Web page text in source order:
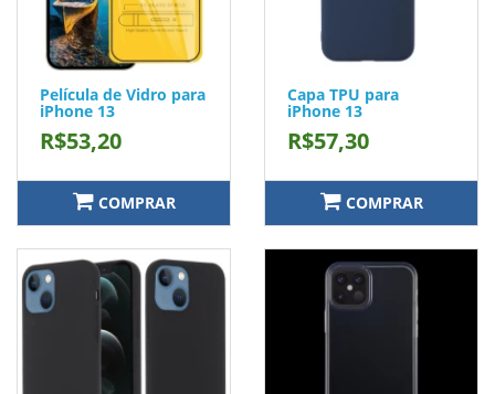
Película de Vidro para
iPhone 13
R$53,20
COMPRAR
Capa TPU para
iPhone 13
R$57,30
COMPRAR